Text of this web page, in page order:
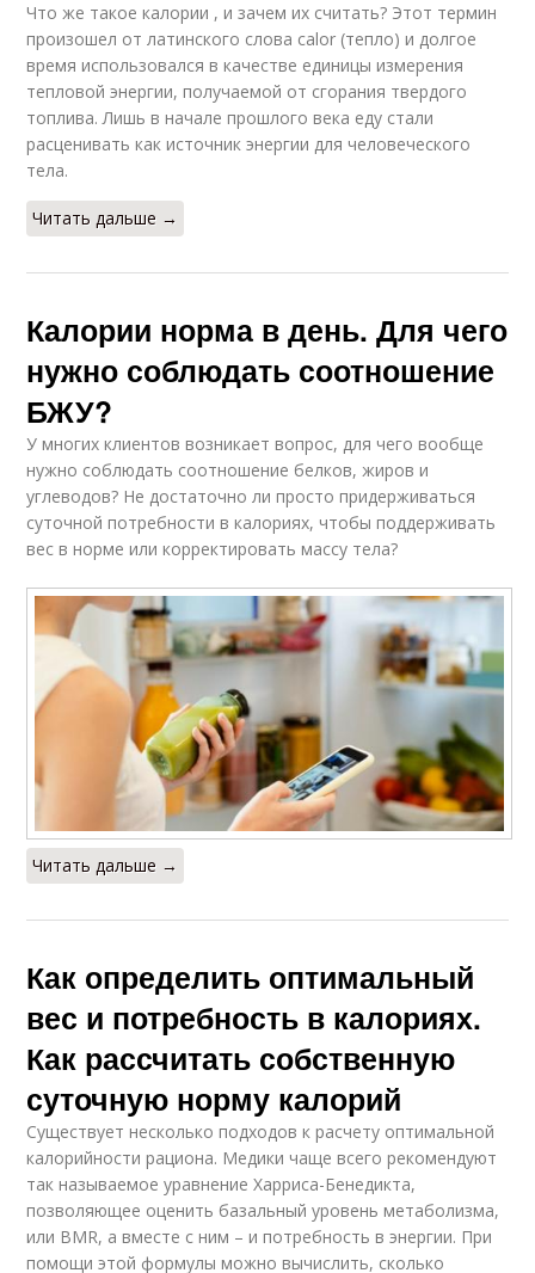
Что же такое калории , и зачем их считать? Этот термин
произошел от латинского слова calor (тепло) и долгое
время использовался в качестве единицы измерения
тепловой энергии, получаемой от сгорания твердого
топлива. Лишь в начале прошлого века еду стали
расценивать как источник энергии для человеческого
тела.
Читать дальше →
Калории норма в день. Для чего
нужно соблюдать соотношение
БЖУ?
У многих клиентов возникает вопрос, для чего вообще
нужно соблюдать соотношение белков, жиров и
углеводов? Не достаточно ли просто придерживаться
суточной потребности в калориях, чтобы поддерживать
вес в норме или корректировать массу тела?
Читать дальше →
Как определить оптимальный
вес и потребность в калориях.
Как рассчитать собственную
суточную норму калорий
Существует несколько подходов к расчету оптимальной
калорийности рациона. Медики чаще всего рекомендуют
так называемое уравнение Харриса-Бенедикта,
позволяющее оценить базальный уровень метаболизма,
или BMR, а вместе с ним – и потребность в энергии. При
помощи этой формулы можно вычислить, сколько